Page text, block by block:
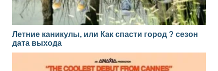
Летние каникулы, или Как спасти город ? сезон
дата выхода